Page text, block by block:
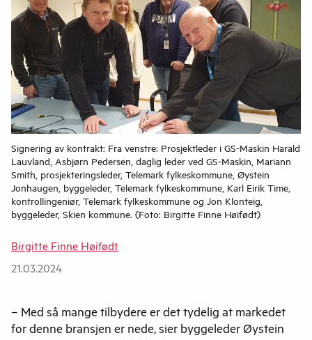
Signering av kontrakt: Fra venstre: Prosjektleder i GS-Maskin Harald
Lauvland, Asbjørn Pedersen, daglig leder ved GS-Maskin, Mariann
Smith, prosjekteringsleder, Telemark fylkeskommune, Øystein
Jonhaugen, byggeleder, Telemark fylkeskommune, Karl Eirik Time,
kontrollingeniør, Telemark fylkeskommune og Jon Klonteig,
byggeleder, Skien kommune. (Foto: Birgitte Finne Høifødt)
Birgitte Finne Høifødt
21.03.2024
– Med så mange tilbydere er det tydelig at markedet
for denne bransjen er nede, sier byggeleder Øystein